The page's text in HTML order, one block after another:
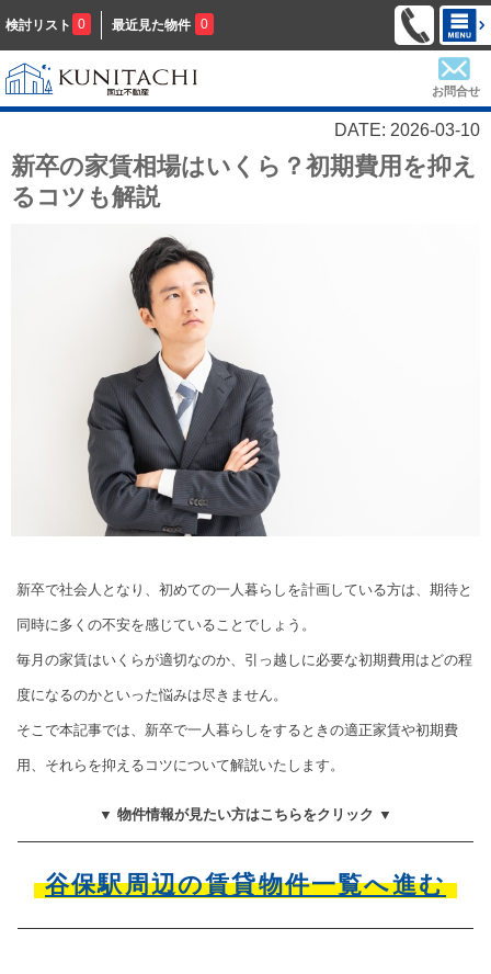
検討リスト 0 最近見た物件 0
お問合せ
DATE: 2026-03-10
新卒の家賃相場はいくら？初期費用を抑え
るコツも解説
新卒で社会人となり、初めての一人暮らしを計画している方は、期待と
同時に多くの不安を感じていることでしょう。
毎月の家賃はいくらが適切なのか、引っ越しに必要な初期費用はどの程
度になるのかといった悩みは尽きません。
そこで本記事では、新卒で一人暮らしをするときの適正家賃や初期費
用、それらを抑えるコツについて解説いたします。
▼ 物件情報が見たい方はこちらをクリック ▼
谷保駅周辺の賃貸物件一覧へ進む